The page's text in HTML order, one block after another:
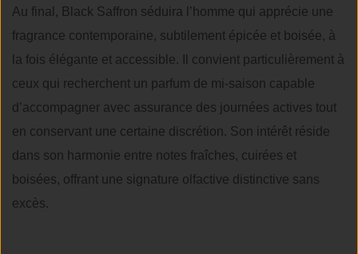
Au final, Black Saffron séduira l’homme qui apprécie une
fragrance contemporaine, subtilement épicée et boisée, à
la fois élégante et accessible. Il convient particulièrement à
ceux qui recherchent un parfum de mi-saison capable
d’accompagner avec assurance des journées actives tout
en conservant une certaine discrétion. Son intérêt réside
dans son harmonie entre notes fraîches, cuirées et
boisées, offrant une signature olfactive distinctive sans
excès.